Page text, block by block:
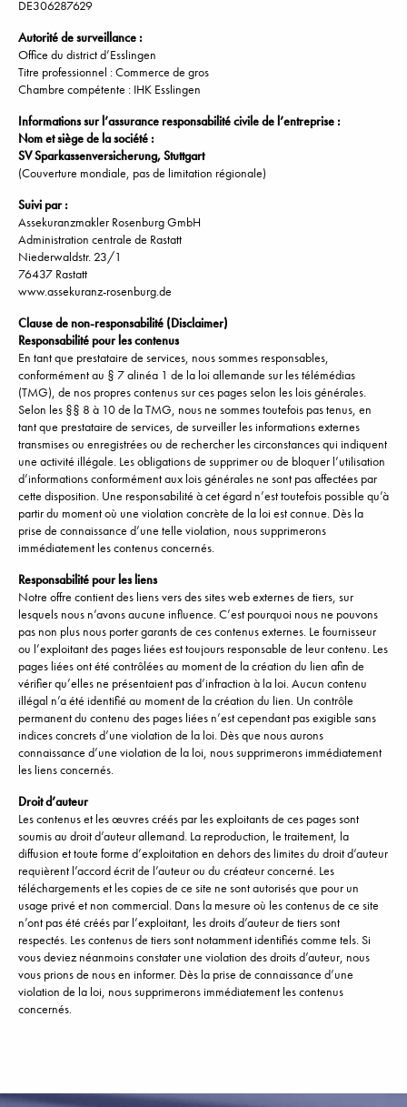
DE306287629
Autorité de surveillance :
Office du district d’Esslingen
Titre professionnel : Commerce de gros
Chambre compétente : IHK Esslingen
Informations sur l’assurance responsabilité civile de l’entreprise :
Nom et siège de la société :
SV Sparkassenversicherung, Stuttgart
(Couverture mondiale, pas de limitation régionale)
Suivi par :
Assekuranzmakler Rosenburg GmbH
Administration centrale de Rastatt
Niederwaldstr. 23/1
76437 Rastatt
www.assekuranz-rosenburg.de
Clause de non-responsabilité (Disclaimer)
Responsabilité pour les contenus
En tant que prestataire de services, nous sommes responsables,
conformément au § 7 alinéa 1 de la loi allemande sur les télémédias
(TMG), de nos propres contenus sur ces pages selon les lois générales.
Selon les §§ 8 à 10 de la TMG, nous ne sommes toutefois pas tenus, en
tant que prestataire de services, de surveiller les informations externes
transmises ou enregistrées ou de rechercher les circonstances qui indiquent
une activité illégale. Les obligations de supprimer ou de bloquer l’utilisation
d’informations conformément aux lois générales ne sont pas affectées par
cette disposition. Une responsabilité à cet égard n’est toutefois possible qu’à
partir du moment où une violation concrète de la loi est connue. Dès la
prise de connaissance d’une telle violation, nous supprimerons
immédiatement les contenus concernés.
Responsabilité pour les liens
Notre offre contient des liens vers des sites web externes de tiers, sur
lesquels nous n’avons aucune influence. C’est pourquoi nous ne pouvons
pas non plus nous porter garants de ces contenus externes. Le fournisseur
ou l’exploitant des pages liées est toujours responsable de leur contenu. Les
pages liées ont été contrôlées au moment de la création du lien afin de
vérifier qu’elles ne présentaient pas d’infraction à la loi. Aucun contenu
illégal n’a été identifié au moment de la création du lien. Un contrôle
permanent du contenu des pages liées n’est cependant pas exigible sans
indices concrets d’une violation de la loi. Dès que nous aurons
connaissance d’une violation de la loi, nous supprimerons immédiatement
les liens concernés.
Droit d’auteur
Les contenus et les œuvres créés par les exploitants de ces pages sont
soumis au droit d’auteur allemand. La reproduction, le traitement, la
diffusion et toute forme d’exploitation en dehors des limites du droit d’auteur
requièrent l’accord écrit de l’auteur ou du créateur concerné. Les
téléchargements et les copies de ce site ne sont autorisés que pour un
usage privé et non commercial. Dans la mesure où les contenus de ce site
n’ont pas été créés par l’exploitant, les droits d’auteur de tiers sont
respectés. Les contenus de tiers sont notamment identifiés comme tels. Si
vous deviez néanmoins constater une violation des droits d’auteur, nous
vous prions de nous en informer. Dès la prise de connaissance d’une
violation de la loi, nous supprimerons immédiatement les contenus
concernés.